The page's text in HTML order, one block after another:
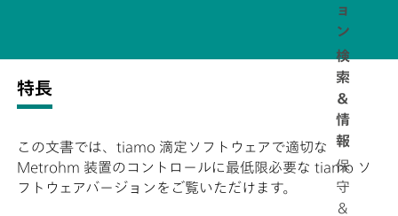
ョ
ン
検
索
＆
情
報
保
守
＆
特長
この文書では、tiamo 滴定ソフトウェアで適切な
Metrohm 装置のコントロールに最低限必要な tiamo ソ
フトウェアバージョンをご覧いただけます。